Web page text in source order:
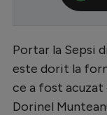
Portar la Sepsi
este dorit la
ce a fost acuzat
Dorinel